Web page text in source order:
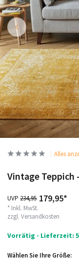
Alles
Vintage Teppich
UVP 234,95 179,95*
* Inkl. MwSt.
zzgl. Versandkosten
Vorrätig - Lieferzeit:
Wählen Sie Ihre Größe: